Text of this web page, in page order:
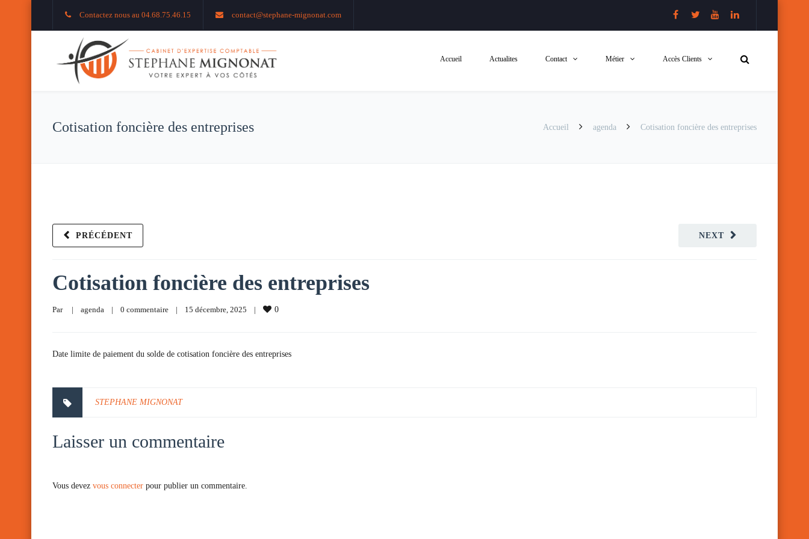
Contactez nous au 04.68.75.46.15 contact@stephane-mignonat.com
Accueil Actualites Contact Métier Accès Clients
Cotisation foncière des entreprises Accueil agenda Cotisation foncière des entreprises
NEXT
PRÉCÉDENT
Cotisation foncière des entreprises
Par | agenda | 0 commentaire | 15 décembre, 2025 | 0
Date limite de paiement du solde de cotisation foncière des entreprises
STEPHANE MIGNONAT
Laisser un commentaire
Vous devez vous connecter pour publier un commentaire.